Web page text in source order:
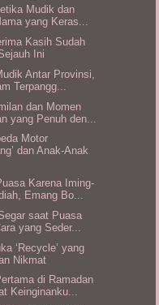
Mudik dan
yang Keras...
Kasih Sudah
Ini
Antar Provinsi,
Terpangg...
dan Momen
yang Penuh den...
Motor
dan Anak-Anak
Karena Iming-
Emang Bo...
saat Puasa
yang Seder...
‘Recycle’ yang
Nikmat
di Ramadan
Keinginanku...